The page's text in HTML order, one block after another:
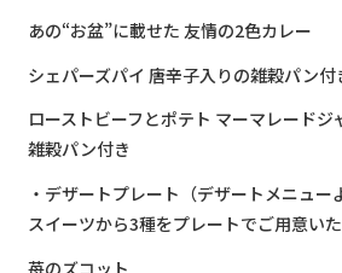
あの“お盆”に載せた 友情の2色カレー
シェパーズパイ 唐辛子入りの雑穀パン付
ローストビーフとポテト マーマレードジ
雑穀パン付き
・デザートプレート（デザートメニュー
スイーツから3種をプレートでご用意いた
苺のズコット